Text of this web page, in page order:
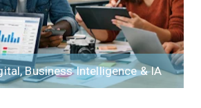
Business Intelligence & IA